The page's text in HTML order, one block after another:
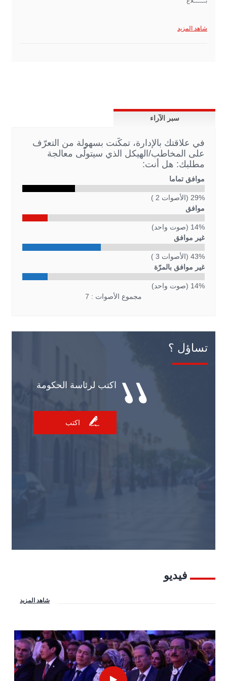
شاهد المزيد
سبر الآراء
في علاقتك بالإدارة، تمكّنت بسهولة من التعرّف
على المخاطب/الهيكل الذي سيتولّى معالجة
مطلبك: هل أنت:
موافق تماما
29% (الأصوات 2 )
موافق
14% (صوت واحد)
غير موافق
43% (الأصوات 3 )
غير موافق بالمرّة
14% (صوت واحد)
مجموع الأصوات : 7
تساؤل ؟
اكتب لرئاسة الحكومة
اكتب
فيديو
شاهد المزيد